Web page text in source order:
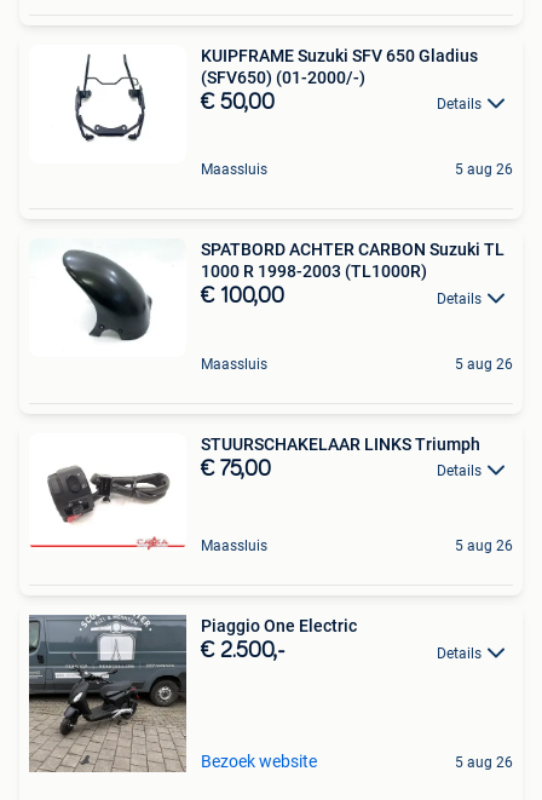
KUIPFRAME Suzuki SFV 650 Gladius
(SFV650) (01-2000/-)
€ 50,00 Details
Maassluis 5 aug 26
SPATBORD ACHTER CARBON Suzuki TL
1000 R 1998-2003 (TL1000R)
€ 100,00 Details
Maassluis 5 aug 26
STUURSCHAKELAAR LINKS Triumph
€ 75,00 Details
Maassluis 5 aug 26
Piaggio One Electric
€ 2.500,- Details
Bezoek website 5 aug 26